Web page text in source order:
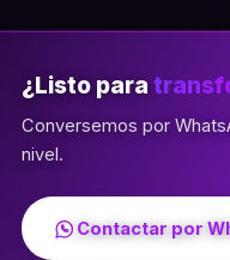
¿Listo para
Conversemos por
nivel.
Contactar por